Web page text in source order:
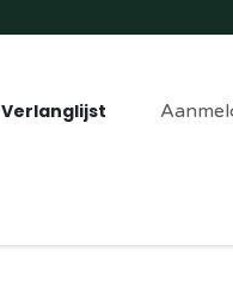
Verlanglijst